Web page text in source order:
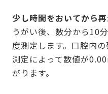
少し時間をおいてから
うがい後、数分から10
度測定します。口腔内
測定によって数値が
がります。